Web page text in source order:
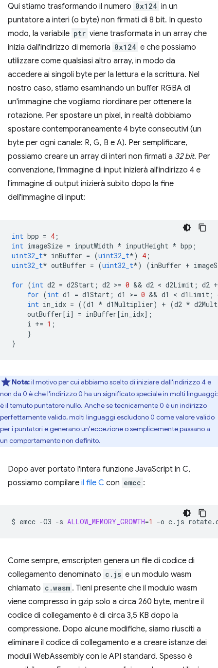
Qui stiamo trasformando il numero 0x124 in un
puntatore a interi (o byte) non firmati di 8 bit. In questo
modo, la variabile ptr viene trasformata in un array che
inizia dall'indirizzo di memoria 0x124 e che possiamo
utilizzare come qualsiasi altro array, in modo da
accedere ai singoli byte per la lettura e la scrittura. Nel
nostro caso, stiamo esaminando un buffer RGBA di
un'immagine che vogliamo riordinare per ottenere la
rotazione. Per spostare un pixel, in realtà dobbiamo
spostare contemporaneamente 4 byte consecutivi (un
byte per ogni canale: R, G, B e A). Per semplificare,
possiamo creare un array di interi non firmati a 32 bit. Per
convenzione, l'immagine di input inizierà all'indirizzo 4 e
l'immagine di output inizierà subito dopo la fine
dell'immagine di input:
int bpp = 4 ;
int imageSize = inputWidth * inputHeight * bpp ;
uint32_t* inBuffer = (uint32_t*) 4 ;
uint32_t* outBuffer = (uint32_t*) (inBuffer +
for (int d2 = d2Start ; d2 >= 0 && d2 < d2Limit ; d2
for (int d1 = d1Start ; d1 >= 0 && d1 < d1Limit ;
int in_idx = ((d1 * d1Multiplier) + (d2 *
outBuffer[i] = inBuffer[in_idx];
i += 1 ;
}
}
Nota:il motivo per cui abbiamo scelto di iniziare dall'indirizzo 4 e
non da 0 è che l'indirizzo 0 ha un significato speciale in molti linguaggi:
è il temuto puntatore nullo. Anche se tecnicamente 0 è un indirizzo
perfettamente valido, molti linguaggi escludono 0 come valore valido
per i puntatori e generano un'eccezione o semplicemente passano a
un comportamento non definito.
Dopo aver portato l'intera funzione JavaScript in C,
possiamo compilare il file C con emcc :
$ emcc -O3 -s ALLOW_MEMORY_GROWTH=1 -o c.js
Come sempre, emscripten genera un file di codice di
collegamento denominato c.js e un modulo wasm
chiamato c.wasm . Tieni presente che il modulo wasm
viene compresso in gzip solo a circa 260 byte, mentre il
codice di collegamento è di circa 3,5 KB dopo la
compressione. Dopo alcune modifiche, siamo riusciti a
eliminare il codice di collegamento e a creare istanze dei
moduli WebAssembly con le API standard. Spesso è